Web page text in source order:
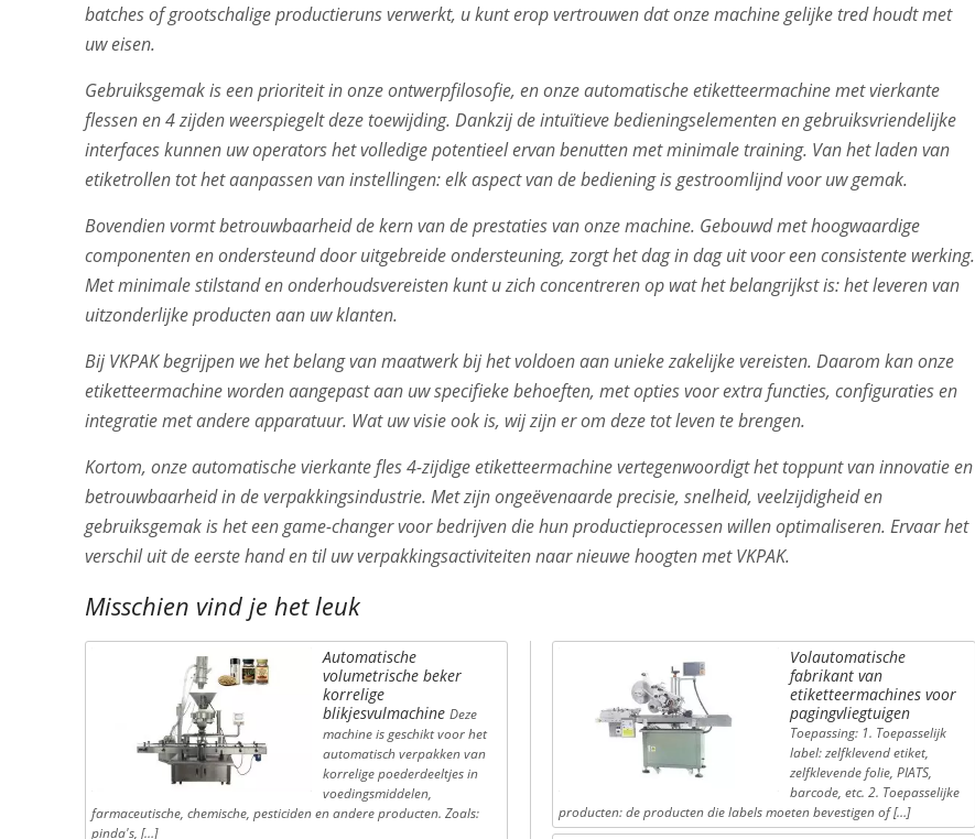
batches of grootschalige productieruns verwerkt, u kunt erop vertrouwen dat onze machine gelijke tred houdt met
uw eisen.
Gebruiksgemak is een prioriteit in onze ontwerpfilosofie, en onze automatische etiketteermachine met vierkante
flessen en 4 zijden weerspiegelt deze toewijding. Dankzij de intuïtieve bedieningselementen en gebruiksvriendelijke
interfaces kunnen uw operators het volledige potentieel ervan benutten met minimale training. Van het laden van
etiketrollen tot het aanpassen van instellingen: elk aspect van de bediening is gestroomlijnd voor uw gemak.
Bovendien vormt betrouwbaarheid de kern van de prestaties van onze machine. Gebouwd met hoogwaardige
componenten en ondersteund door uitgebreide ondersteuning, zorgt het dag in dag uit voor een consistente werking.
Met minimale stilstand en onderhoudsvereisten kunt u zich concentreren op wat het belangrijkst is: het leveren van
uitzonderlijke producten aan uw klanten.
Bij VKPAK begrijpen we het belang van maatwerk bij het voldoen aan unieke zakelijke vereisten. Daarom kan onze
etiketteermachine worden aangepast aan uw specifieke behoeften, met opties voor extra functies, configuraties en
integratie met andere apparatuur. Wat uw visie ook is, wij zijn er om deze tot leven te brengen.
Kortom, onze automatische vierkante fles 4-zijdige etiketteermachine vertegenwoordigt het toppunt van innovatie en
betrouwbaarheid in de verpakkingsindustrie. Met zijn ongeëvenaarde precisie, snelheid, veelzijdigheid en
gebruiksgemak is het een game-changer voor bedrijven die hun productieprocessen willen optimaliseren. Ervaar het
verschil uit de eerste hand en til uw verpakkingsactiviteiten naar nieuwe hoogten met VKPAK.
Misschien vind je het leuk
Automatische
volumetrische beker
korrelige
blikjesvulmachine Deze
machine is geschikt voor het
automatisch verpakken van
korrelige poederdeeltjes in
voedingsmiddelen,
farmaceutische, chemische, pesticiden en andere producten. Zoals:
pinda's, […]
Volautomatische
fabrikant van
etiketteermachines voor
pagingvliegtuigen
Toepassing: 1. Toepasselijk
label: zelfklevend etiket,
zelfklevende folie, PIATS,
barcode, etc. 2. Toepasselijke
producten: de producten die labels moeten bevestigen of […]